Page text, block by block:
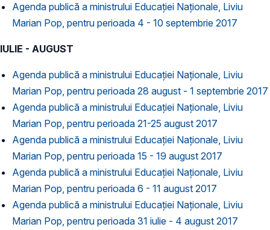
Agenda publică a ministrului Educației Naționale, Liviu
Marian Pop, pentru perioada 4 - 10 septembrie 2017
IULIE - AUGUST
Agenda publică a ministrului Educației Naționale, Liviu
Marian Pop, pentru perioada 28 august - 1 septembrie 2017
Agenda publică a ministrului Educației Naționale, Liviu
Marian Pop, pentru perioada 21-25 august 2017
Agenda publică a ministrului Educației Naționale, Liviu
Marian Pop, pentru perioada 15 - 19 august 2017
Agenda publică a ministrului Educației Naționale, Liviu
Marian Pop, pentru perioada 6 - 11 august 2017
Agenda publică a ministrului Educației Naționale, Liviu
Marian Pop, pentru perioada 31 iulie - 4 august 2017